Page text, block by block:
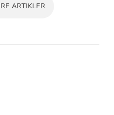
ARTIKLER